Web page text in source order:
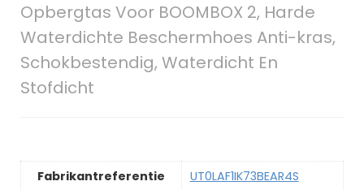
Opbergtas Voor BOOMBOX 2, Harde
Waterdichte Beschermhoes Anti-kras,
Schokbestendig, Waterdicht En
Stofdicht
Fabrikantreferentie
UT0LAF1IK73BEAR4S